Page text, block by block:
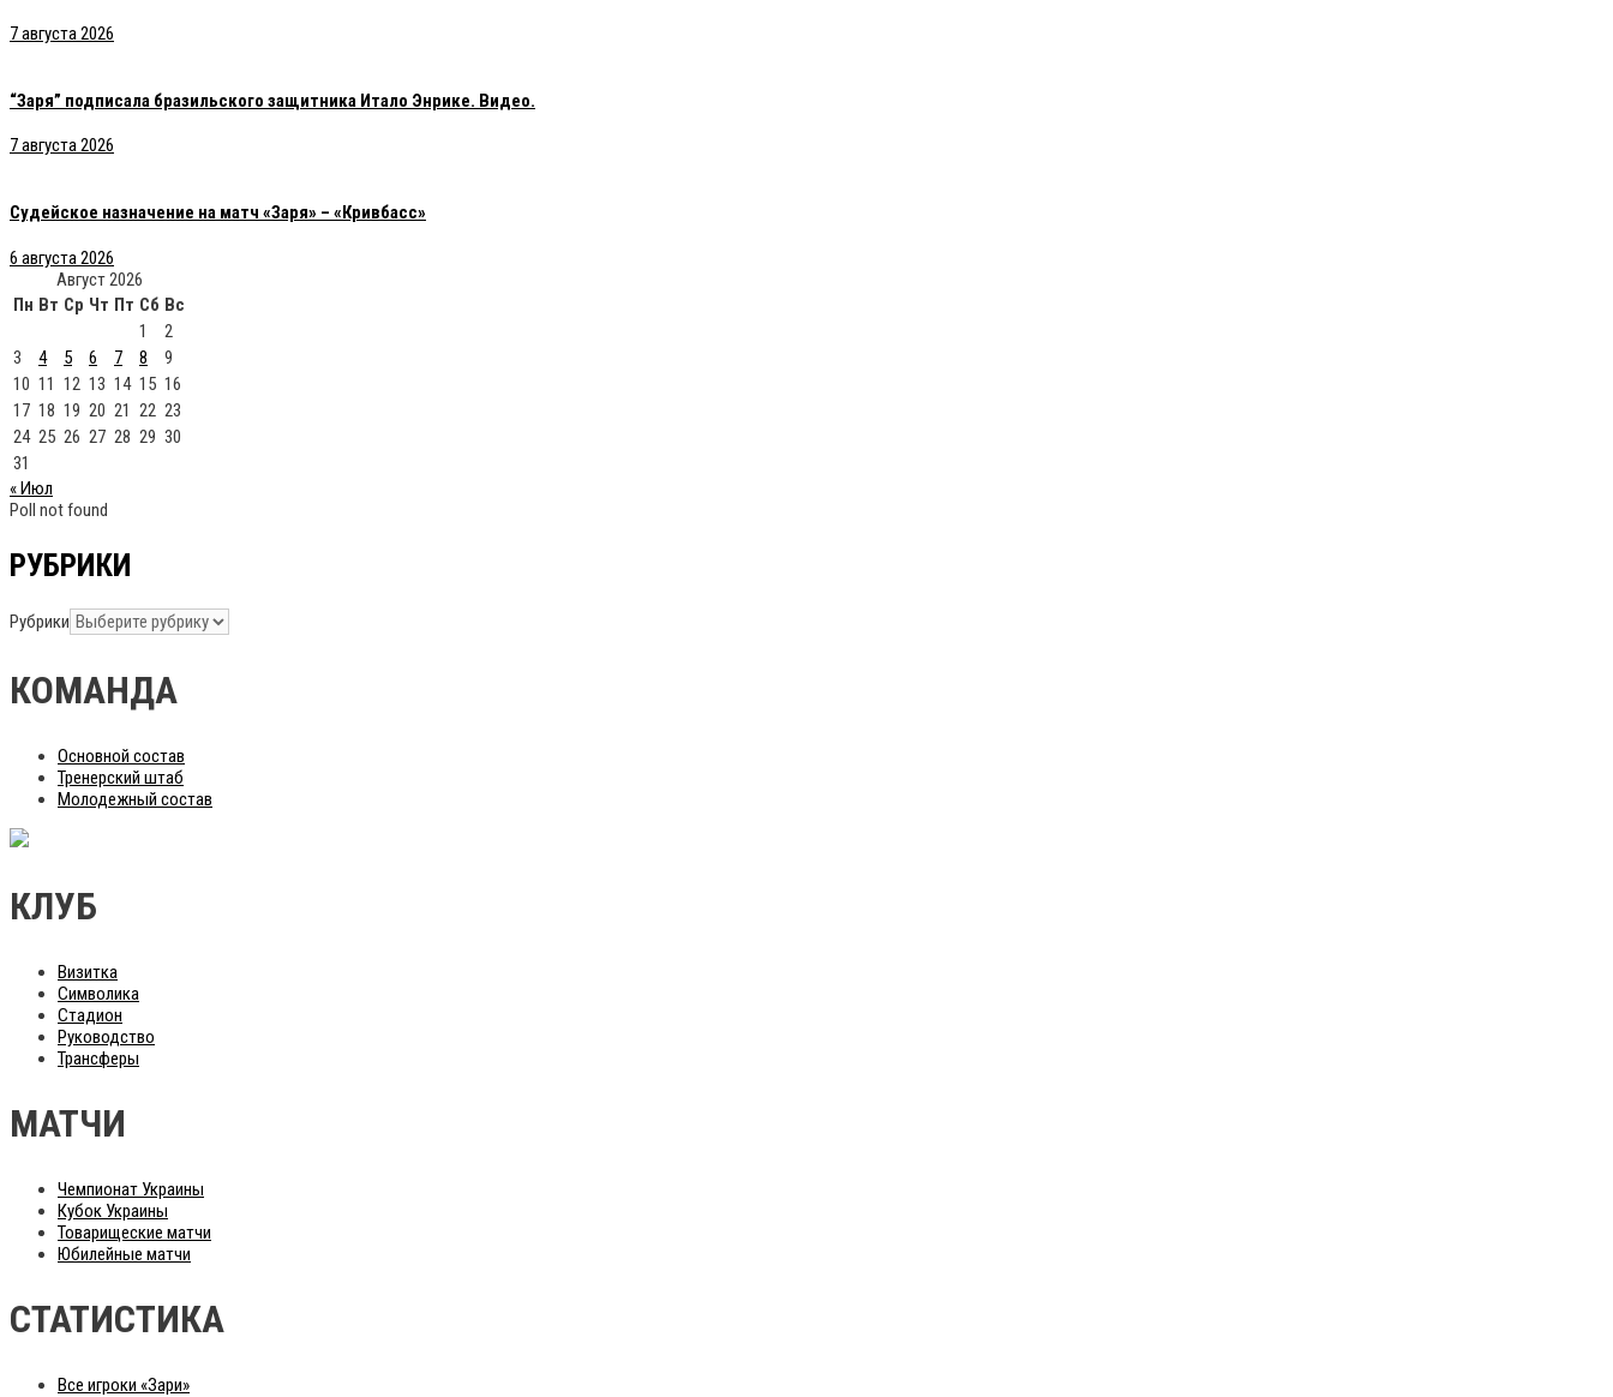
7 августа 2026
“Заря” подписала бразильского защитника Итало Энрике. Видео.
7 августа 2026
Судейское назначение на матч «Заря» – «Кривбасс»
6 августа 2026
Август 2026
Пн Вт Ср Чт Пт Сб Вс
1
2
3
4 5 6 7 8
9
10 11 12 13 14 15 16
17 18 19 20 21 22 23
24 25 26 27 28 29 30
31
« Июл
Poll not found
РУБРИКИ
Рубрики
КОМАНДА
Основной состав
Тренерский штаб
Молодежный состав
КЛУБ
Визитка
Символика
Стадион
Руководство
Трансферы
МАТЧИ
Чемпионат Украины
Кубок Украины
Товарищеские матчи
Юбилейные матчи
СТАТИСТИКА
Все игроки «Зари»